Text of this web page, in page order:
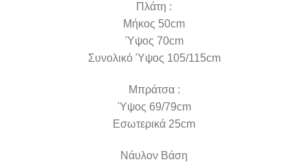
Πλάτη :
Μήκος 50cm
Ύψος 70cm
Συνολικό Ύψος 105/115cm
Μπράτσα :
Ύψος 69/79cm
Εσωτερικά 25cm
Νάυλον Βάση